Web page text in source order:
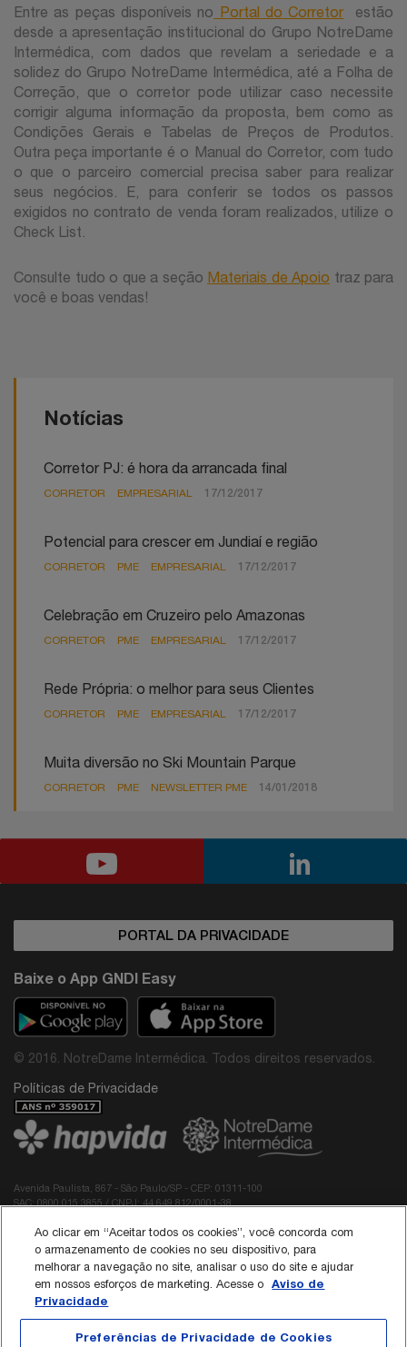
Entre as peças disponíveis no Portal do Corretor estão
desde a apresentação institucional do Grupo NotreDame
Intermédica, com dados que revelam a seriedade e a
solidez do Grupo NotreDame Intermédica, até a Folha de
Correção, que o corretor pode utilizar caso necessite
corrigir alguma informação da proposta, bem como as
Condições Gerais e Tabelas de Preços de Produtos.
Outra peça importante é o Manual do Corretor, com tudo
o que o parceiro comercial precisa saber para realizar
seus negócios. E, para conferir se todos os passos
exigidos no contrato de venda foram realizados, utilize o
Check List.
Consulte tudo o que a seção Materiais de Apoio traz para
você e boas vendas!
Notícias
Corretor PJ: é hora da arrancada final
CORRETOR EMPRESARIAL 17/12/2017
Potencial para crescer em Jundiaí e região
CORRETOR PME EMPRESARIAL 17/12/2017
Celebração em Cruzeiro pelo Amazonas
CORRETOR PME EMPRESARIAL 17/12/2017
Rede Própria: o melhor para seus Clientes
CORRETOR PME EMPRESARIAL 17/12/2017
Muita diversão no Ski Mountain Parque
CORRETOR PME NEWSLETTER PME 14/01/2018
PORTAL DA PRIVACIDADE
Baixe o App GNDI Easy
© 2016. NotreDame Intermédica. Todos direitos reservados.
Políticas de Privacidade
Avenida Paulista, 867 - São Paulo/SP - CEP: 01311-100
SAC: 0800 015 3855 / CNPJ: 44.649.812/0001-38
CRM: 40.137
Responsável Técnico da Interodonto:
Dr Roberto Edilson Meireles Passos Neto - CRO/CE 3789
Dra Paloma Stephania Guilhermina Prado de Sá - CRO/SP 165345
Política de Cookies
Ao clicar em “Aceitar todos os cookies”, você concorda com
o armazenamento de cookies no seu dispositivo, para
melhorar a navegação no site, analisar o uso do site e ajudar
em nossos esforços de marketing. Acesse o
Aviso de
Privacidade
Preferências de Privacidade de Cookies